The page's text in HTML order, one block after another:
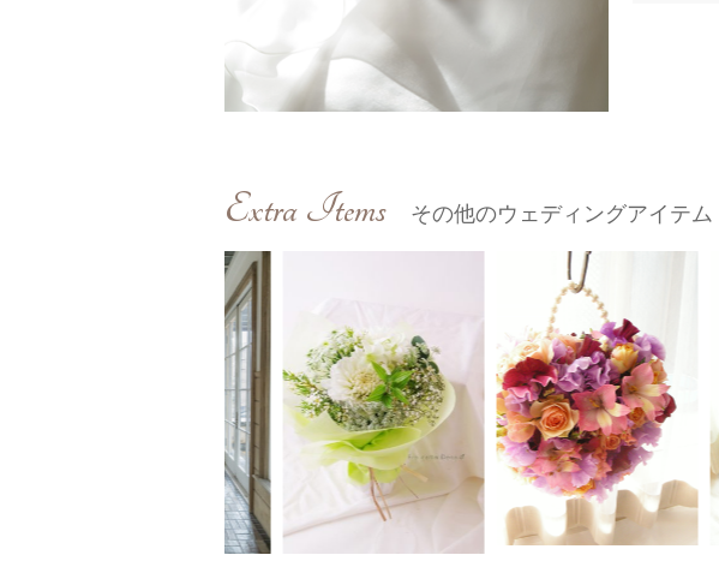
Extra Items その他のウェディングアイテム